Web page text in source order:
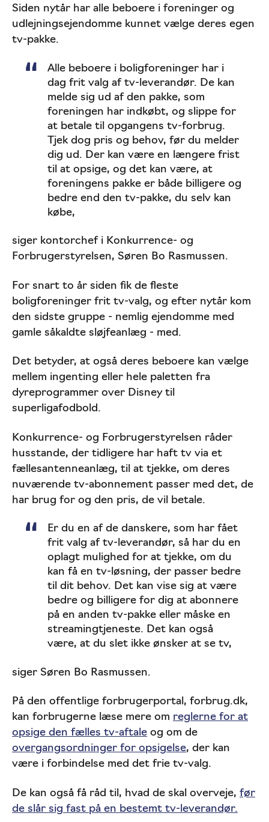
Siden nytår har alle beboere i foreninger og
udlejningsejendomme kunnet vælge deres egen
tv-pakke.
Alle beboere i boligforeninger har i
dag frit valg af tv-leverandør. De kan
melde sig ud af den pakke, som
foreningen har indkøbt, og slippe for
at betale til opgangens tv-forbrug.
Tjek dog pris og behov, før du melder
dig ud. Der kan være en længere frist
til at opsige, og det kan være, at
foreningens pakke er både billigere og
bedre end den tv-pakke, du selv kan
købe,
siger kontorchef i Konkurrence- og
Forbrugerstyrelsen, Søren Bo Rasmussen.
For snart to år siden fik de fleste
boligforeninger frit tv-valg, og efter nytår kom
den sidste gruppe - nemlig ejendomme med
gamle såkaldte sløjfeanlæg - med.
Det betyder, at også deres beboere kan vælge
mellem ingenting eller hele paletten fra
dyreprogrammer over Disney til
superligafodbold.
Konkurrence- og Forbrugerstyrelsen råder
husstande, der tidligere har haft tv via et
fællesantenneanlæg, til at tjekke, om deres
nuværende tv-abonnement passer med det, de
har brug for og den pris, de vil betale.
Er du en af de danskere, som har fået
frit valg af tv-leverandør, så har du en
oplagt mulighed for at tjekke, om du
kan få en tv-løsning, der passer bedre
til dit behov. Det kan vise sig at være
bedre og billigere for dig at abonnere
på en anden tv-pakke eller måske en
streamingtjeneste. Det kan også
være, at du slet ikke ønsker at se tv,
siger Søren Bo Rasmussen.
På den offentlige forbrugerportal, forbrug.dk,
kan forbrugerne læse mere om reglerne for at
opsige den fælles tv-aftale og om de
overgangsordninger for opsigelse, der kan
være i forbindelse med det frie tv-valg.
De kan også få råd til, hvad de skal overveje, før
de slår sig fast på en bestemt tv-leverandør.